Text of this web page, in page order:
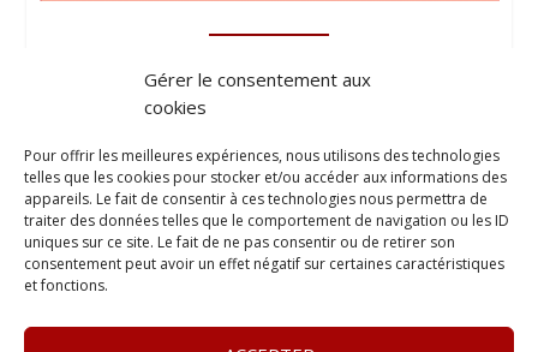
Gérer le consentement aux
cookies
Pour offrir les meilleures expériences, nous utilisons des technologies
telles que les cookies pour stocker et/ou accéder aux informations des
appareils. Le fait de consentir à ces technologies nous permettra de
traiter des données telles que le comportement de navigation ou les ID
uniques sur ce site. Le fait de ne pas consentir ou de retirer son
consentement peut avoir un effet négatif sur certaines caractéristiques
et fonctions.